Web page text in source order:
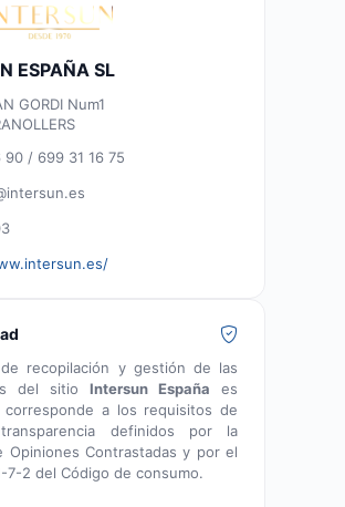
ESPAÑA SL
GORDI Num1
90 / 699 31 16 75
recopilación y gestión de las
del sitio Intersun España es
a los requisitos de
definidos por la
Opiniones Contrastadas y por el
7-2 del Código de consumo.